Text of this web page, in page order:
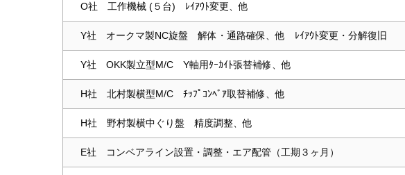
O社 工作機械 (５台) ﾚｲｱｳﾄ変更、他
Y社 オークマ製NC旋盤 解体・通路確保、他 ﾚｲｱｳﾄ変更・分解復旧
Y社 OKK製立型M/C Y軸用ﾀｰｶｲﾄ張替補修、他
H社 北村製横型M/C ﾁｯﾌﾟｺﾝﾍﾞｱ取替補修、他
H社 野村製横中ぐり盤 精度調整、他
E社 コンベアライン設置・調整・エア配管（工期３ヶ月）